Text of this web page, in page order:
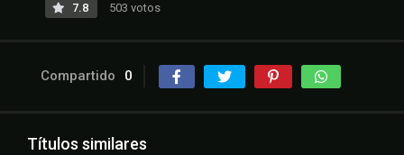
7.8 503 votos
Compartido 0
Títulos similares